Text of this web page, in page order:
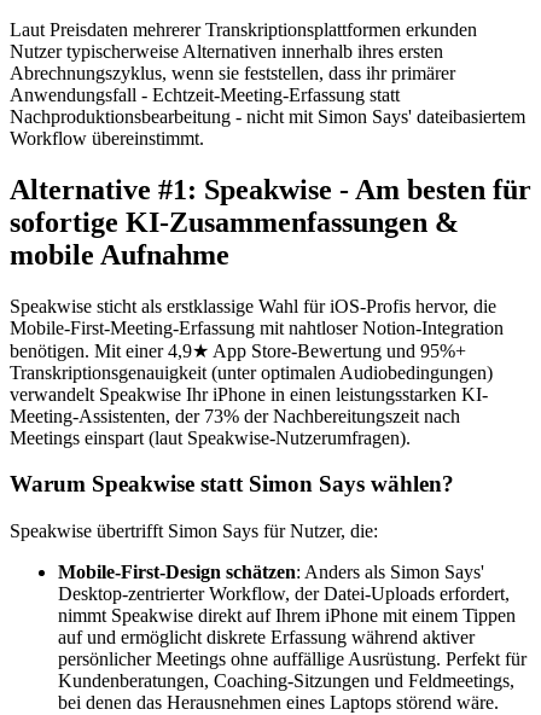
Laut Preisdaten mehrerer Transkriptionsplattformen erkunden
Nutzer typischerweise Alternativen innerhalb ihres ersten
Abrechnungszyklus, wenn sie feststellen, dass ihr primärer
Anwendungsfall - Echtzeit-Meeting-Erfassung statt
Nachproduktionsbearbeitung - nicht mit Simon Says' dateibasiertem
Workflow übereinstimmt.
Alternative #1: Speakwise - Am besten für
sofortige KI-Zusammenfassungen &
mobile Aufnahme
Speakwise sticht als erstklassige Wahl für iOS-Profis hervor, die
Mobile-First-Meeting-Erfassung mit nahtloser Notion-Integration
benötigen. Mit einer 4,9★ App Store-Bewertung und 95%+
Transkriptionsgenauigkeit (unter optimalen Audiobedingungen)
verwandelt Speakwise Ihr iPhone in einen leistungsstarken KI-
Meeting-Assistenten, der 73% der Nachbereitungszeit nach
Meetings einspart (laut Speakwise-Nutzerumfragen).
Warum Speakwise statt Simon Says wählen?
Speakwise übertrifft Simon Says für Nutzer, die:
Mobile-First-Design schätzen: Anders als Simon Says'
Desktop-zentrierter Workflow, der Datei-Uploads erfordert,
nimmt Speakwise direkt auf Ihrem iPhone mit einem Tippen
auf und ermöglicht diskrete Erfassung während aktiver
persönlicher Meetings ohne auffällige Ausrüstung. Perfekt für
Kundenberatungen, Coaching-Sitzungen und Feldmeetings,
bei denen das Herausnehmen eines Laptops störend wäre.